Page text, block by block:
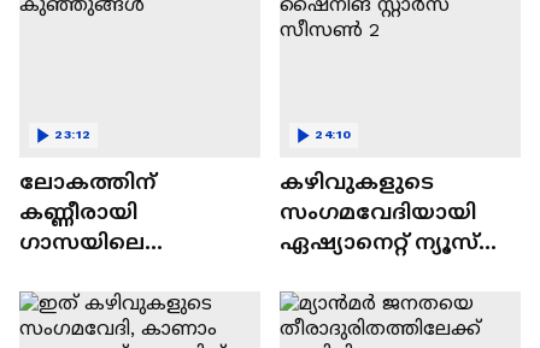
ലോകത്തിന്
കണ്ണീരായി
ഗാസയിലെ
കുഞ്ഞുങ്ങൾ
23:12
കഴിവുകളുടെ
സംഗമവേദിയായി
ഏഷ്യാനെറ്റ് ന്യൂസ്
സീസൺ 2
24:10